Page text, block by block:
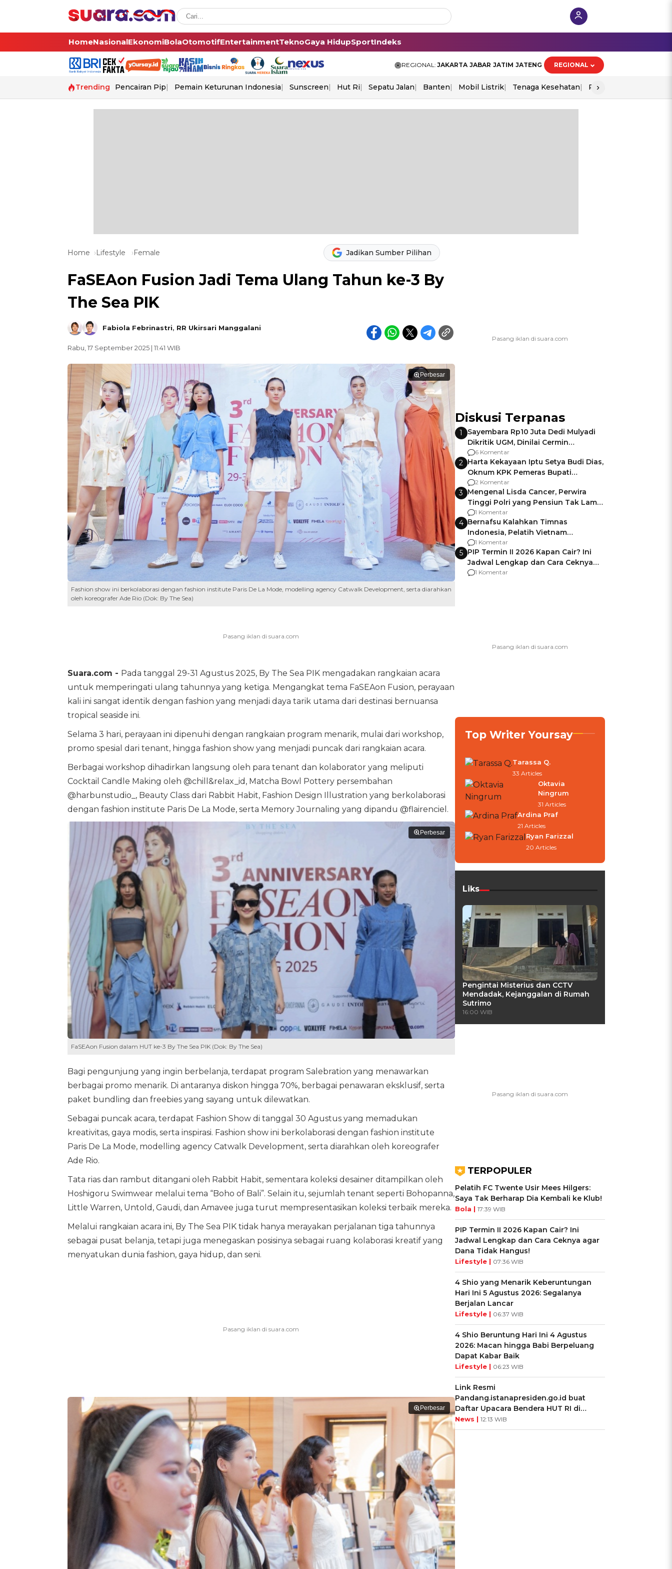
HomeNasionalEkonomiBolaOtomotifEntertainmentTeknoGaya HidupSportIndeks
REGIONAL: JAKARTA JABAR JATIM JATENG REGIONAL
Trending Pencairan Pip Pemain Keturunan Indonesia Sunscreen Hut Ri Sepatu Jalan Banten Mobil Listrik Tenaga Kesehatan Perang As-Iran
›
Home Lifestyle Female Jadikan Sumber Pilihan
FaSEAon Fusion Jadi Tema Ulang Tahun ke-3 By
The Sea PIK
Fabiola Febrinastri, RR Ukirsari Manggalani
Rabu, 17 September 2025 | 11:41 WIB
Perbesar
Fashion show ini berkolaborasi dengan fashion institute Paris De La Mode, modelling agency Catwalk Development, serta diarahkan
oleh koreografer Ade Rio (Dok: By The Sea)
Suara.com - Pada tanggal 29-31 Agustus 2025, By The Sea PIK mengadakan rangkaian acara
untuk memperingati ulang tahunnya yang ketiga. Mengangkat tema FaSEAon Fusion, perayaan
kali ini sangat identik dengan fashion yang menjadi daya tarik utama dari destinasi bernuansa
tropical seaside ini.
Selama 3 hari, perayaan ini dipenuhi dengan rangkaian program menarik, mulai dari workshop,
promo spesial dari tenant, hingga fashion show yang menjadi puncak dari rangkaian acara.
Berbagai workshop dihadirkan langsung oleh para tenant dan kolaborator yang meliputi
Cocktail Candle Making oleh @chill&relax_id, Matcha Bowl Pottery persembahan
@harbunstudio_, Beauty Class dari Rabbit Habit, Fashion Design Illustration yang berkolaborasi
dengan fashion institute Paris De La Mode, serta Memory Journaling yang dipandu @flairenciel.
Perbesar
FaSEAon Fusion dalam HUT ke-3 By The Sea PIK (Dok: By The Sea)
Bagi pengunjung yang ingin berbelanja, terdapat program Salebration yang menawarkan
berbagai promo menarik. Di antaranya diskon hingga 70%, berbagai penawaran eksklusif, serta
paket bundling dan freebies yang sayang untuk dilewatkan.
Sebagai puncak acara, terdapat Fashion Show di tanggal 30 Agustus yang memadukan
kreativitas, gaya modis, serta inspirasi. Fashion show ini berkolaborasi dengan fashion institute
Paris De La Mode, modelling agency Catwalk Development, serta diarahkan oleh koreografer
Ade Rio.
Tata rias dan rambut ditangani oleh Rabbit Habit, sementara koleksi desainer ditampilkan oleh
Hoshigoru Swimwear melalui tema “Boho of Bali”. Selain itu, sejumlah tenant seperti Bohopanna,
Little Warren, Untold, Gaudi, dan Amavee juga turut mempresentasikan koleksi terbaik mereka.
Melalui rangkaian acara ini, By The Sea PIK tidak hanya merayakan perjalanan tiga tahunnya
sebagai pusat belanja, tetapi juga menegaskan posisinya sebagai ruang kolaborasi kreatif yang
menyatukan dunia fashion, gaya hidup, dan seni.
Perbesar
Diskusi Terpanas
1
Sayembara Rp10 Juta Dedi Mulyadi
Dikritik UGM, Dinilai Cermin
Gagalnya Negara Jamin Keamanan
6 Komentar
2 Harta Kekayaan Iptu Setya Budi Dias,
Oknum KPK Pemeras Bupati
Pemalang
2 Komentar
3 Mengenal Lisda Cancer, Perwira
Tinggi Polri yang Pensiun Tak Lama
Usai Jadi Brigjen
1 Komentar
4 Bernafsu Kalahkan Timnas
Indonesia, Pelatih Vietnam
Berencana Pakai Jimat di Pakansari
1 Komentar
5 PIP Termin II 2026 Kapan Cair? Ini
Jadwal Lengkap dan Cara Ceknya
agar Dana Tidak Hangus!
1 Komentar
Top Writer Yoursay
Tarassa Q.
33 Articles
Oktavia
Ningrum
31 Articles
Ardina Praf
21 Articles
Ryan Farizzal
20 Articles
Liks
Pengintai Misterius dan CCTV
Mendadak, Kejanggalan di Rumah
Sutrimo
16:00 WIB
TERPOPULER
Pelatih FC Twente Usir Mees Hilgers:
Saya Tak Berharap Dia Kembali ke Klub!
Bola | 17:39 WIB
PIP Termin II 2026 Kapan Cair? Ini
Jadwal Lengkap dan Cara Ceknya agar
Dana Tidak Hangus!
Lifestyle | 07:36 WIB
4 Shio yang Menarik Keberuntungan
Hari Ini 5 Agustus 2026: Segalanya
Berjalan Lancar
Lifestyle | 06:37 WIB
4 Shio Beruntung Hari Ini 4 Agustus
2026: Macan hingga Babi Berpeluang
Dapat Kabar Baik
Lifestyle | 06:23 WIB
Link Resmi
Pandang.istanapresiden.go.id buat
Daftar Upacara Bendera HUT RI di
Istana Negara
News | 12:13 WIB